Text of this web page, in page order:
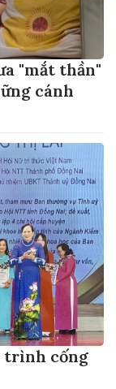
"mắt thần"
cánh
trình cống